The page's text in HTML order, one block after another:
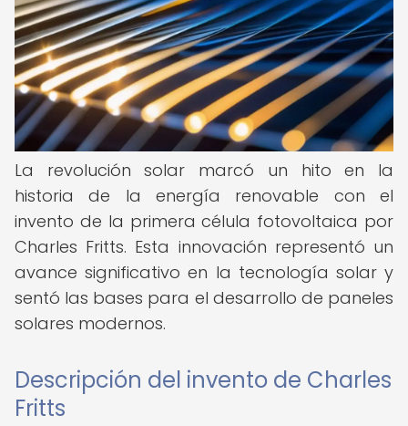
La revolución solar marcó un hito en la
historia de la energía renovable con el
invento de la primera célula fotovoltaica por
Charles Fritts. Esta innovación representó un
avance significativo en la tecnología solar y
sentó las bases para el desarrollo de paneles
solares modernos.
Descripción del invento de Charles
Fritts